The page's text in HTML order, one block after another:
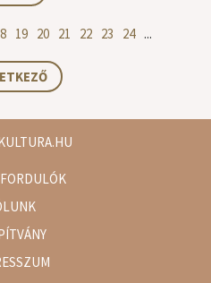
19 20 21 22 23 24 ...